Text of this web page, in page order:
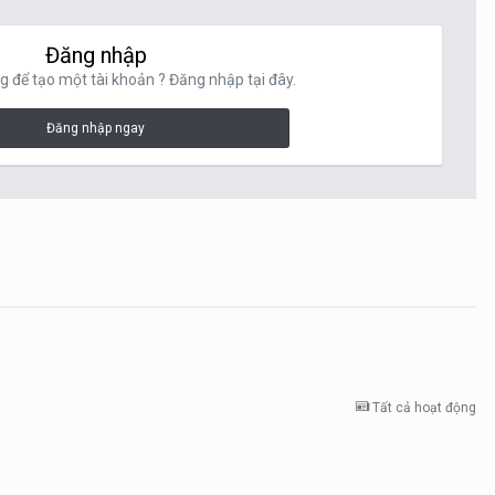
Đăng nhập
để tạo một tài khoản ? Đăng nhập tại đây.
Đăng nhập ngay
Tất cả hoạt động